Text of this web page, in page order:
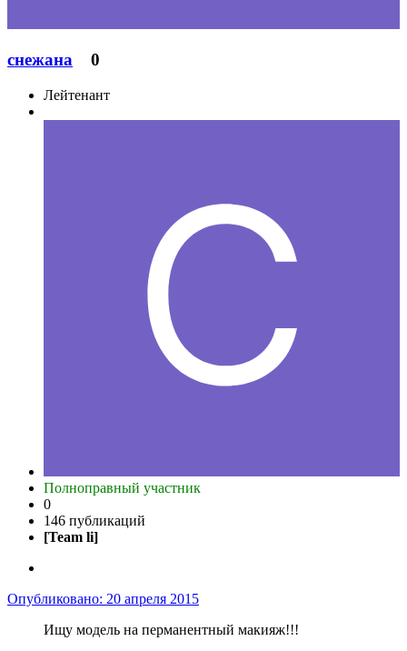
снежана 0
Лейтенант
Полноправный участник
0
146 публикаций
[Team li]
Опубликовано: 20 апреля 2015
Ищу модель на перманентный макияж!!!